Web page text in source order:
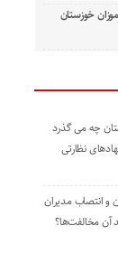
خوزستان
چه می گذرد
نظارتی
و انتصاب مدیران
آن مخالفت‌ها؟